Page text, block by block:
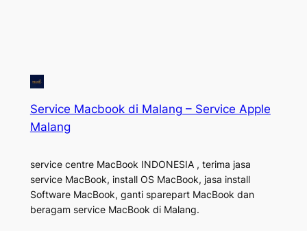
Service Macbook di Malang – Service Apple
Malang
service centre MacBook INDONESIA , terima jasa
service MacBook, install OS MacBook, jasa install
Software MacBook, ganti sparepart MacBook dan
beragam service MacBook di Malang.